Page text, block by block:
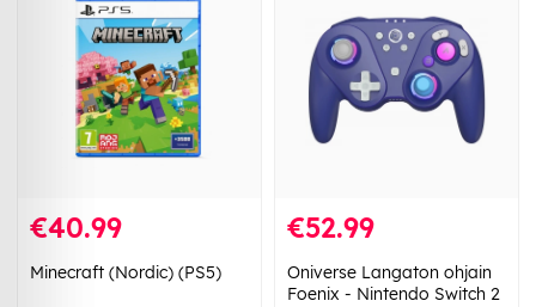
€40.99
Minecraft (Nordic) (PS5)
€52.99
Oniverse Langaton ohjain
Foenix - Nintendo Switch 2